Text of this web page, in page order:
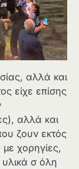
αλλά και
είχε επίσης
αλλά και
ζουν εκτός
χορηγίες,
υλικά σ όλη